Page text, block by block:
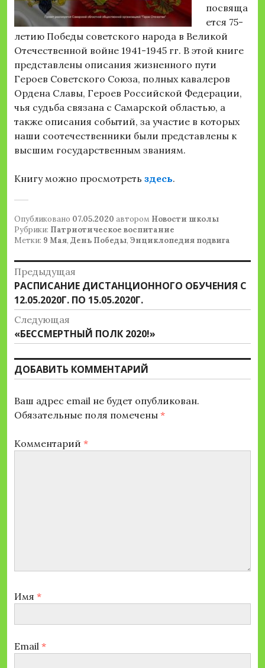
посвяща
ется 75-
летию Победы советского народа в Великой
Отечественной войне 1941-1945 гг. В этой книге
представлены описания жизненного пути
Героев Советского Союза, полных кавалеров
Ордена Славы, Героев Российской Федерации,
чья судьба связана с Самарской областью, а
также описания событий, за участие в которых
наши соотечественники были представлены к
высшим государственным званиям.
Книгу можно просмотреть здесь.
Опубликовано 07.05.2020 автором Новости школы
Рубрики: Патриотическое воспитание
Метки: 9 Мая, День Победы, Энциклопедия подвига
Навигация
по
записям
Предыдущая
Предыдущая
запись:
РАСПИСАНИЕ ДИСТАНЦИОННОГО ОБУЧЕНИЯ С
12.05.2020Г. ПО 15.05.2020Г.
Следующая
Следующая
запись:
«БЕССМЕРТНЫЙ ПОЛК 2020!»
ДОБАВИТЬ КОММЕНТАРИЙ
Ваш адрес email не будет опубликован.
Обязательные поля помечены *
Комментарий *
Имя *
Email *